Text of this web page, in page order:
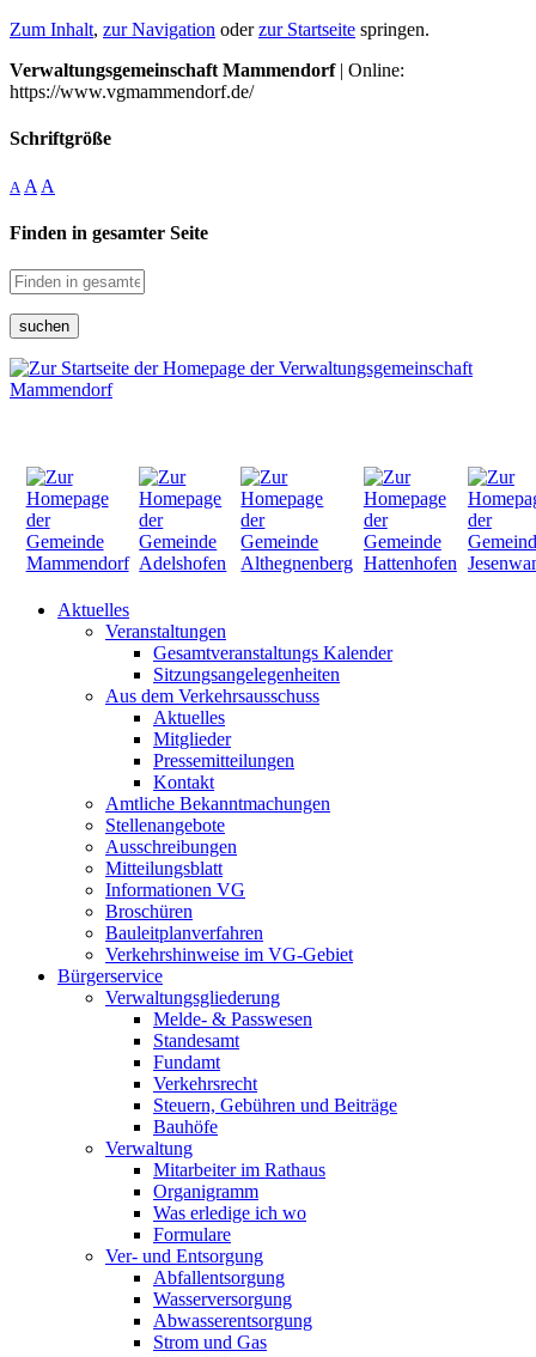
Zum Inhalt, zur Navigation oderzur Startseite springen.
Verwaltungsgemeinschaft Mammendorf| Online:
https://www.vgmammendorf.de/
Schriftgröße
A A A
Finden in gesamter Seite
suchen
Aktuelles
Veranstaltungen
Gesamtveranstaltungs Kalender
Sitzungsangelegenheiten
Aus dem Verkehrsausschuss
Aktuelles
Mitglieder
Pressemitteilungen
Kontakt
Amtliche Bekanntmachungen
Stellenangebote
Ausschreibungen
Mitteilungsblatt
Informationen VG
Broschüren
Bauleitplanverfahren
Verkehrshinweise im VG-Gebiet
Bürgerservice
Verwaltungsgliederung
Melde- & Passwesen
Standesamt
Fundamt
Verkehrsrecht
Steuern, Gebühren und Beiträge
Bauhöfe
Verwaltung
Mitarbeiter im Rathaus
Organigramm
Was erledige ich wo
Formulare
Ver- und Entsorgung
Abfallentsorgung
Wasserversorgung
Abwasserentsorgung
Strom und Gas